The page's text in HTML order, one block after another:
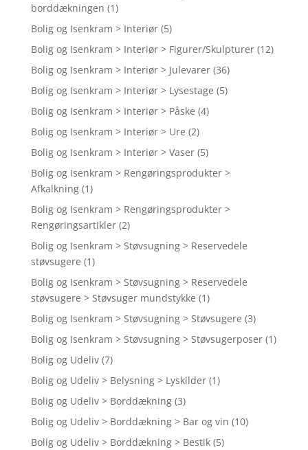
borddækningen (1)
Bolig og Isenkram > Interiør (5)
Bolig og Isenkram > Interiør > Figurer/Skulpturer (12)
Bolig og Isenkram > Interiør > Julevarer (36)
Bolig og Isenkram > Interiør > Lysestage (5)
Bolig og Isenkram > Interiør > Påske (4)
Bolig og Isenkram > Interiør > Ure (2)
Bolig og Isenkram > Interiør > Vaser (5)
Bolig og Isenkram > Rengøringsprodukter >
Afkalkning (1)
Bolig og Isenkram > Rengøringsprodukter >
Rengøringsartikler (2)
Bolig og Isenkram > Støvsugning > Reservedele
støvsugere (1)
Bolig og Isenkram > Støvsugning > Reservedele
støvsugere > Støvsuger mundstykke (1)
Bolig og Isenkram > Støvsugning > Støvsugere (3)
Bolig og Isenkram > Støvsugning > Støvsugerposer (1)
Bolig og Udeliv (7)
Bolig og Udeliv > Belysning > Lyskilder (1)
Bolig og Udeliv > Borddækning (3)
Bolig og Udeliv > Borddækning > Bar og vin (10)
Bolig og Udeliv > Borddækning > Bestik (5)